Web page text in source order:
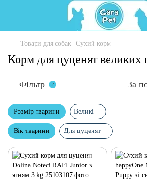
Товари для собак Сухий корм
Корм для цуценят великих
Фільтр 2 За
Розмір тварини Великі
Вік тварини Для цуценят